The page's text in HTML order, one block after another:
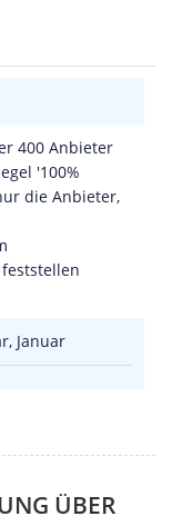
400 Anbieter
'100%
die Anbieter,
Januar
ÜBER